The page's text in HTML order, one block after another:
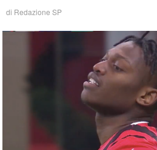
di Redazione SP